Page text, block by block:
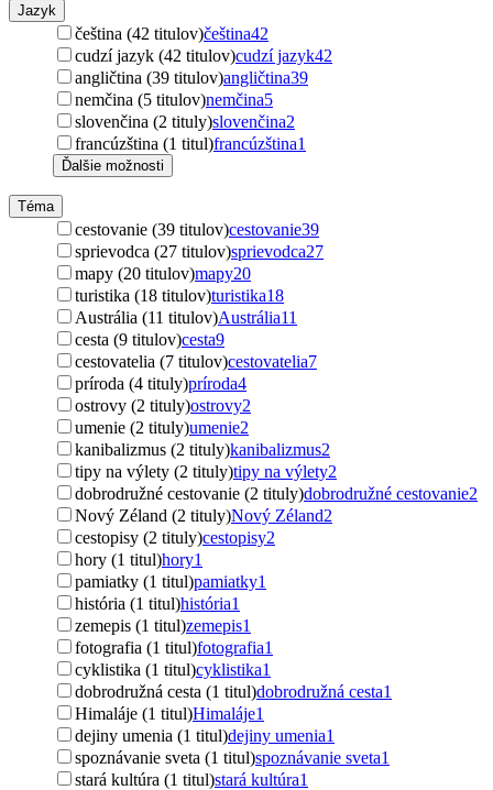
Jazyk
čeština (42 titulov)čeština42
cudzí jazyk (42 titulov)cudzí jazyk42
angličtina (39 titulov)angličtina39
nemčina (5 titulov)nemčina5
slovenčina (2 tituly)slovenčina2
francúzština (1 titul)francúzština1
Ďalšie možnosti
Téma
cestovanie (39 titulov)cestovanie39
sprievodca (27 titulov)sprievodca27
mapy (20 titulov)mapy20
turistika (18 titulov)turistika18
Austrália (11 titulov)Austrália11
cesta (9 titulov)cesta9
cestovatelia (7 titulov)cestovatelia7
príroda (4 tituly)príroda4
ostrovy (2 tituly)ostrovy2
umenie (2 tituly)umenie2
kanibalizmus (2 tituly)kanibalizmus2
tipy na výlety (2 tituly)tipy na výlety2
dobrodružné cestovanie (2 tituly)dobrodružné cestovanie2
Nový Zéland (2 tituly)Nový Zéland2
cestopisy (2 tituly)cestopisy2
hory (1 titul)hory1
pamiatky (1 titul)pamiatky1
história (1 titul)história1
zemepis (1 titul)zemepis1
fotografia (1 titul)fotografia1
cyklistika (1 titul)cyklistika1
dobrodružná cesta (1 titul)dobrodružná cesta1
Himaláje (1 titul)Himaláje1
dejiny umenia (1 titul)dejiny umenia1
spoznávanie sveta (1 titul)spoznávanie sveta1
stará kultúra (1 titul)stará kultúra1